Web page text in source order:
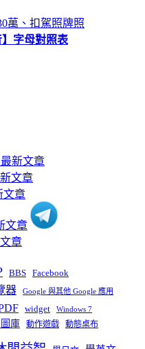
萬、扣駕照牌照
】字母對照表
BBS Facebook
器 Google 與其他 Google 應用
widget Windows 7
庫 動作遊戲 動態桌布